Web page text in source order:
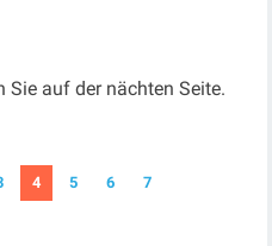
Sie auf der nächten Seite.
4 5 6 7